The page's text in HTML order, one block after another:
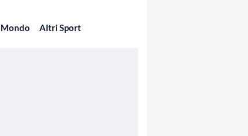
Mondo Altri Sport